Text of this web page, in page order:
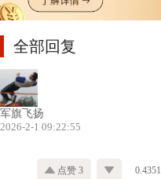
全部回复
军旗飞扬
2026-2-1 09:22:55
点赞 3 0.4351